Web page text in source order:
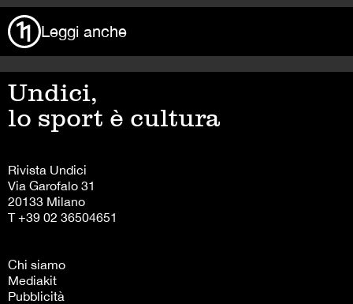
Leggi anche
Undici,
lo sport è cultura
Rivista Undici
Via Garofalo 31
20133 Milano
T +39 02 36504651
Chi siamo
Mediakit
Pubblicità